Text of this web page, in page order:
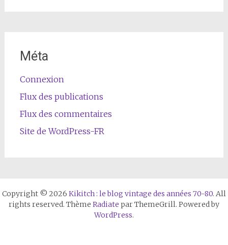
Méta
Connexion
Flux des publications
Flux des commentaires
Site de WordPress-FR
Copyright © 2026 Kikitch : le blog vintage des années 70-80. All
rights reserved. Thème Radiate par ThemeGrill. Powered by
WordPress.